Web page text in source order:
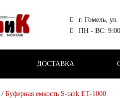
г. Гомель,
ПН - ВС: 9:00
ДОСТАВКА
/ Буферная емкость S-tank ET-1000